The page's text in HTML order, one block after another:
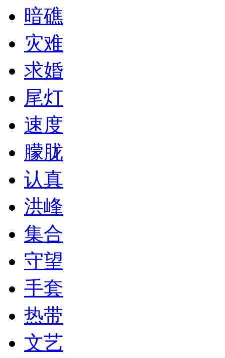
暗礁
灾难
求婚
尾灯
速度
朦胧
认真
洪峰
集合
守望
手套
热带
文艺